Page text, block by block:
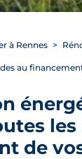
à Rennes
au
les
de